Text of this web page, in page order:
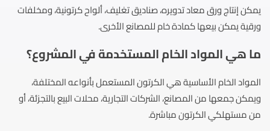
يمكن إنتاج ورق معاد تدويره، صناديق تغليف، ألواح كرتونية، ومخلفات
ورقية يمكن بيعها كمادة خام للمصانع الأخرى.
ما هي المواد الخام المستخدمة في المشروع؟
المواد الخام الأساسية هي الكرتون المستعمل بأنواعه المختلفة،
ويمكن جمعها من المصانع، الشركات التجارية، محلات البيع بالتجزئة، أو
من مستهلكي الكرتون مباشرة.